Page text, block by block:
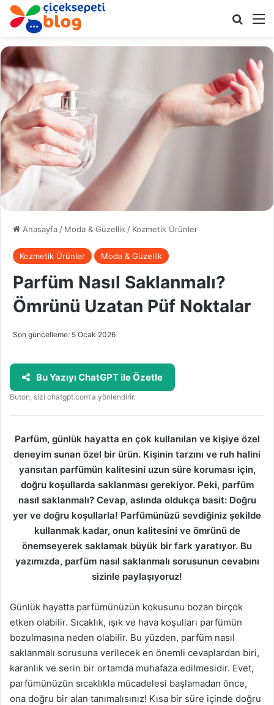
Anasayfa / Moda & Güzellik / Kozmetik Ürünler
Kozmetik Ürünler Moda & Güzellik
Parfüm Nasıl Saklanmalı?
Ömrünü Uzatan Püf Noktalar
Son güncelleme: 5 Ocak 2026
Bu Yazıyı ChatGPT ile Özetle
Buton, sizi chatgpt.com'a yönlendirir.
Parfüm, günlük hayatta en çok kullanılan ve kişiye özel
deneyim sunan özel bir ürün. Kişinin tarzını ve ruh halini
yansıtan parfümün kalitesini uzun süre koruması için,
doğru koşullarda saklanması gerekiyor. Peki, parfüm
nasıl saklanmalı? Cevap, aslında oldukça basit: Doğru
yer ve doğru koşullarla! Parfümünüzü sevdiğiniz şekilde
kullanmak kadar, onun kalitesini ve ömrünü de
önemseyerek saklamak büyük bir fark yaratıyor. Bu
yazımızda, parfüm nasıl saklanmalı sorusunun cevabını
sizinle paylaşıyoruz!
Günlük hayatta parfümünüzün kokusunu bozan birçok
etken olabilir. Sıcaklık, ışık ve hava koşulları parfümün
bozulmasına neden olabilir. Bu yüzden, parfüm nasıl
saklanmalı sorusuna verilecek en önemli cevaplardan biri,
karanlık ve serin bir ortamda muhafaza edilmesidir. Evet,
parfümünüzün sıcaklıkla mücadelesi başlamadan önce,
ona doğru bir alan tanımalısınız! Kısa bir süre içinde doğru